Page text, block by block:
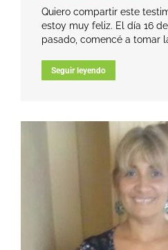
Quiero compartir este
estoy muy feliz. El día 16
pasado, comencé a tomar
Seguir leyendo